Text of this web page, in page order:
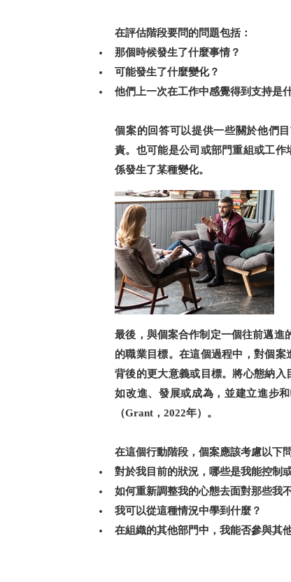
在評估階段要問的問題包括：
那個時候發生了什麼事情？
可能發生了什麼變化？
他們上一次在工作中感覺得到支持是
個案的回答可以提供一些關於他們
責。也可能是公司或部門重組或工
係發生了某種變化。
最後，與個案合作制定一個往前邁進
的職業目標。在這個過程中，對個
背後的更大意義或目標。將心態納
如改進、發展或成為，並建立進步
（Grant ，2022年）。
在這個行動階段，個案應該考慮以下
對於我目前的狀況，哪些是我能控制
如何重新調整我的心態去面對那些我
我可以從這種情況中學到什麼？
在組織的其他部門中，我能否參與其